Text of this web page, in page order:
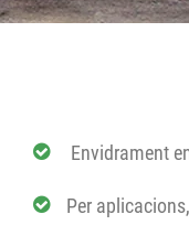
Envidrament
Per